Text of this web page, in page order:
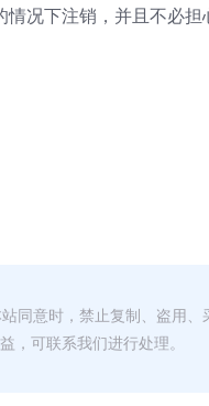
况下注销，并且不必担
同意时，禁止复制、盗用、
，可联系我们进行处理。